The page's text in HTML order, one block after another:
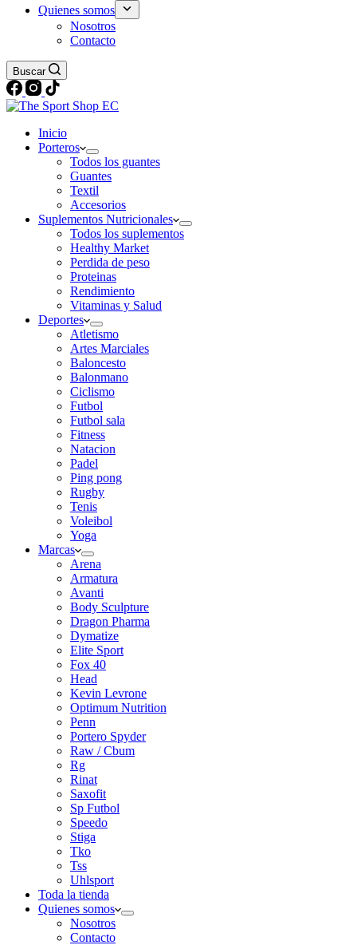
Quienes somos
Nosotros
Contacto
Buscar
Inicio
Porteros
Todos los guantes
Guantes
Textil
Accesorios
Suplementos Nutricionales
Todos los suplementos
Healthy Market
Perdida de peso
Proteinas
Rendimiento
Vitaminas y Salud
Deportes
Atletismo
Artes Marciales
Baloncesto
Balonmano
Ciclismo
Futbol
Futbol sala
Fitness
Natacion
Padel
Ping pong
Rugby
Tenis
Voleibol
Yoga
Marcas
Arena
Armatura
Avanti
Body Sculpture
Dragon Pharma
Dymatize
Elite Sport
Fox 40
Head
Kevin Levrone
Optimum Nutrition
Penn
Portero Spyder
Raw / Cbum
Rg
Rinat
Saxofit
Sp Futbol
Speedo
Stiga
Tko
Tss
Uhlsport
Toda la tienda
Quienes somos
Nosotros
Contacto